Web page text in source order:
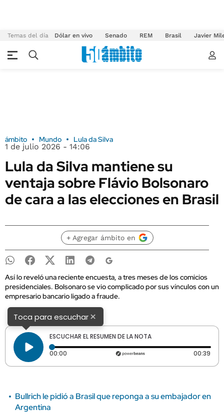
Temas del día Dólar en vivo Senado REM Brasil Javier
ámbito Mundo Lula da Silva
1 de julio 2026 - 14:06
Lula da Silva mantiene su
ventaja sobre Flávio Bolsonaro
de cara a las elecciones en Brasil
+ Agregar ámbito en
Así lo reveló una reciente encuesta, a tres meses de los comicios
presidenciales. Bolsonaro se vio complicado por sus vínculos con un
empresario bancario ligado a fraude.
Toca para escuchar×
ESCUCHAR EL RESUMEN DE LA NOTA
00:00 Tiempo transcurrido: 0 segundos 00:39
Bullrich le pidió a Brasil que reponga a su embajador en
Argentina